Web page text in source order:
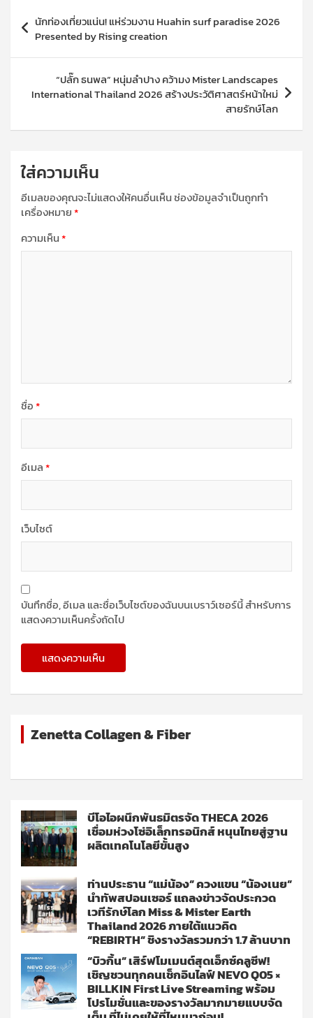
แนะแนว
เรื่องนักท่องเที่ยวแน่น! แห่ร่วมงาน Huahin surf paradise 2026
Presented by Rising creation
“ปลั๊ก ธนพล” หนุ่มลำปาง คว้ามง Mister Landscapes
International Thailand 2026 สร้างประวัติศาสตร์หน้าใหม่
สายรักษ์โลก
ใส่ความเห็น
อีเมลของคุณจะไม่แสดงให้คนอื่นเห็นช่องข้อมูลจำเป็นถูกทำ
เครื่องหมาย*
ความเห็น*
ชื่อ*
อีเมล*
เว็บไซต์
บันทึกชื่อ, อีเมล และชื่อเว็บไซต์ของฉันบนเบราว์เซอร์นี้ สำหรับการ
แสดงความเห็นครั้งถัดไป
Zenetta Collagen & Fiber
บีโอไอผนึกพันธมิตรจัด THECA 2026
เชื่อมห่วงโซ่อิเล็กทรอนิกส์ หนุนไทยสู่ฐาน
ผลิตเทคโนโลยีขั้นสูง
ท่านประธาน “แม่น้อง” ควงแขน “น้องเนย”
นำทัพสปอนเซอร์ แถลงข่าวจัดประกวด
เวทีรักษ์โลก Miss & Mister Earth
Thailand 2026 ภายใต้แนวคิด
“REBIRTH” ชิงรางวัลรวมกว่า 1.7 ล้านบาท
“บิวกิ้น” เสิร์ฟโมเมนต์สุดเอ็กซ์คลูซีฟ!
เชิญชวนทุกคนเช็กอินไลฟ์ NEVO Q05 ×
BILLKIN First Live Streaming พร้อม
โปรโมชั่นและของรางวัลมากมายแบบจัด